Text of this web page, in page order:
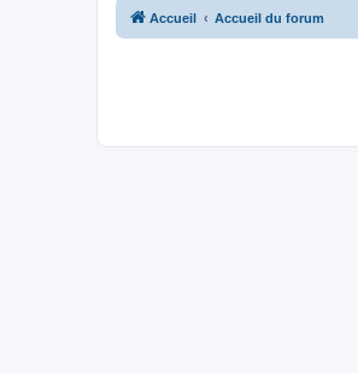
Accueil Accueil du forum